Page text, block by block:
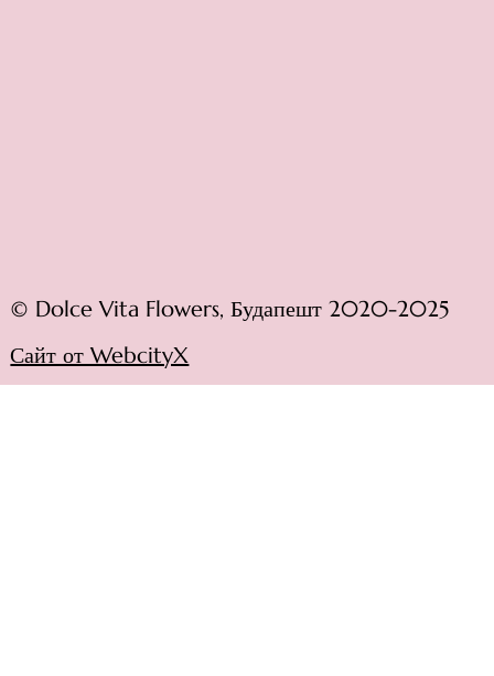
© Dolce Vita Flowers, Будапешт 2020-2025
Сайт от WebcityX